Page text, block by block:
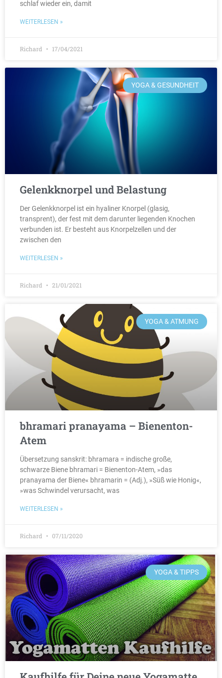
schlaf wieder ein, damit
WEITERLESEN »
Richard 17/04/2021
YOGA & GESUNDHEIT
Gelenkknorpel und Belastung
Der Gelenkknorpel ist ein hyaliner Knorpel (glasig,
transprent), der fest mit dem darunter liegenden Knochen
verbunden ist. Er besteht aus Knorpelzellen und der
zwischen den
WEITERLESEN »
Richard 21/01/2021
YOGA & ATMUNG
bhramari pranayama – Bienenton-
Atem
Übersetzung sanskrit: bhramara = indische große,
schwarze Biene bhramari = Bienenton-Atem, »das
pranayama der Biene« bhramarin = (Adj.), »Süß wie Honig«,
»was Schwindel verursacht, was
WEITERLESEN »
Richard 07/11/2020
YOGA & TIPPS